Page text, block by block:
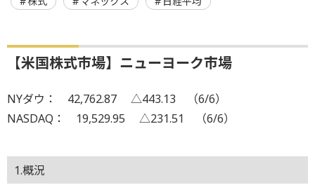
【米国株式市場】ニューヨーク市場
NYダウ： 42,762.87 △443.13 （6/6）
NASDAQ： 19,529.95 △231.51 （6/6）
1.概況